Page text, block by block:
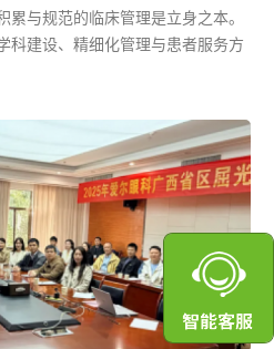
与规范的临床管理是立身之本。
科建设、精细化管理与患者服务方